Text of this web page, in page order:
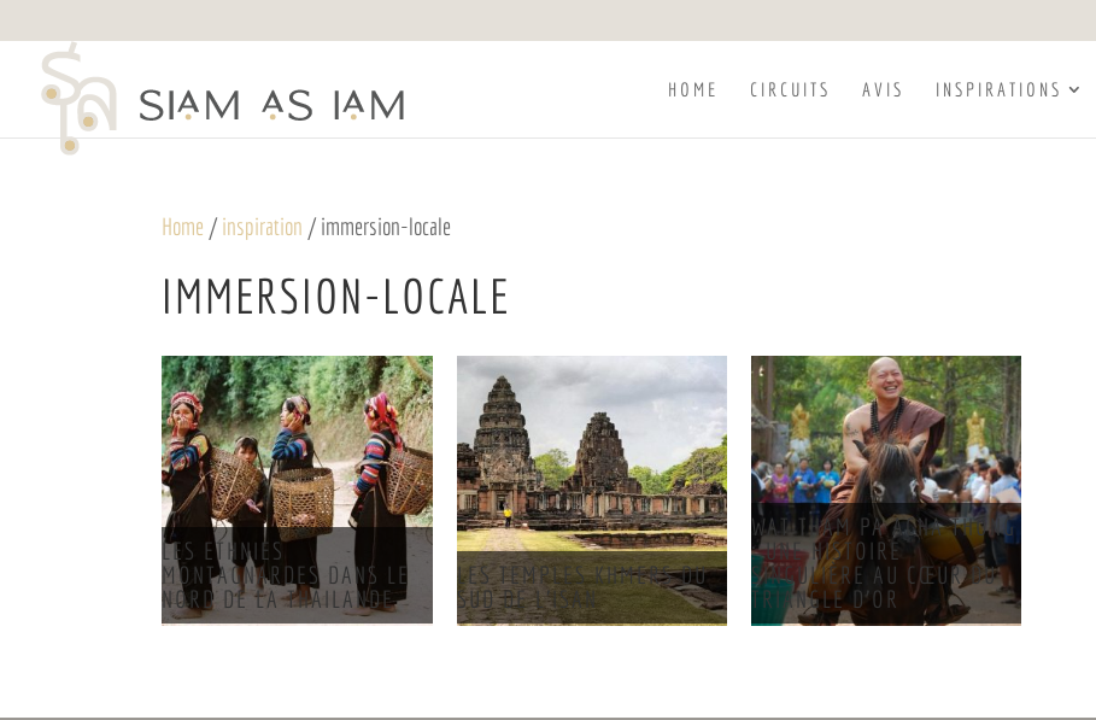
HOME CIRCUITS AVIS INSPIRATIONS
Home /inspiration / immersion-locale
IMMERSION-LOCALE
LES ETHNIES
MONTAGNARDES DANS LE
NORD DE LA THAILANDE
LES TEMPLES KHMERS DU
SUD DE L’ISAN
WAT THAM PA ACHA THONG
: UNE HISTOIRE
SINGULIÈRE AU CŒUR DU
TRIANGLE D’OR